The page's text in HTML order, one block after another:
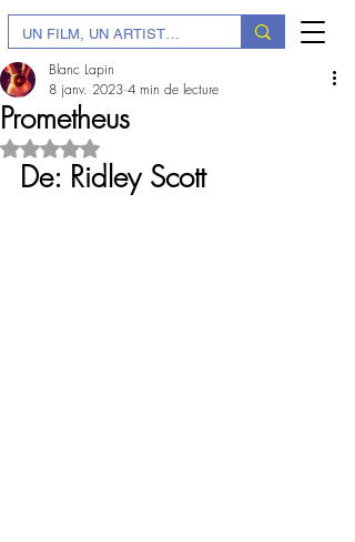
Prometheus
Blanc Lapin
8 janv. 2023 4 min de lecture
Noté NaN étoiles sur 5.
De: Ridley Scott